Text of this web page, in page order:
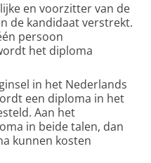
en voorzitter van de
de kandidaat verstrekt.
persoon
het diploma
in het Nederlands
een diploma in het
Aan het
in beide talen, dan
kunnen kosten